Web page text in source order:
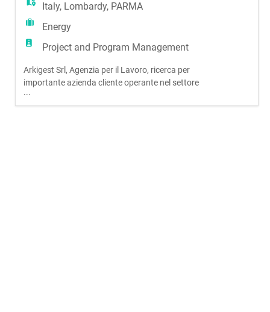
your
CV
Login
Language
Italy, Lombardy, PARMA
Energy
Project and Program Management
Arkigest Srl, Agenzia per il Lavoro, ricerca per
importante azienda cliente operante nel settore
Energia e Manutenzione ON SITE MANAGER –
SETTORE ENERGIA La risorsa sarà inserita
...